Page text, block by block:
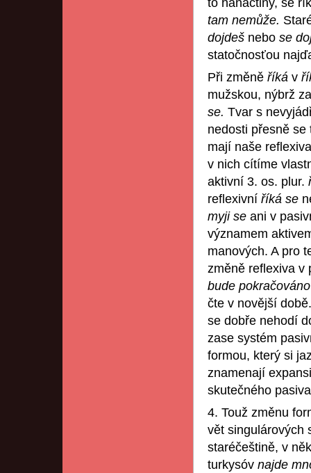
to hanáčtiny, se
tam nemůže.
dojdeš nebo se
statočnosťou
Při změně říká v
mužskou, nýbrž
se. Tvar s
nedosti přesně
mají naše
v nich cítíme
aktivní 3. os. plur.
reflexivní říká se
myji se ani v
významem
manových. A pro
změně reflexiva
bude pokračováno
čte v novější
se dobře nehodí
zase systém
formou, který si
znamenají
skutečného
4. Touž změnu
vět singulárových
staréčeštině, v
turkysóv najde